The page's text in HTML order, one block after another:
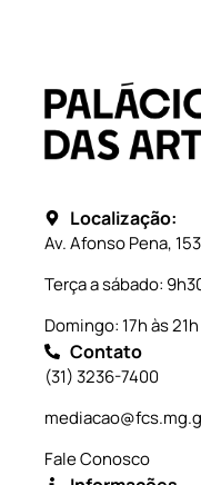
Localização:
Av. Afonso Pena,
Terça a sábado:
Domingo: 17h às 21h
Contato
(31) 3236-7400
Fale Conosco